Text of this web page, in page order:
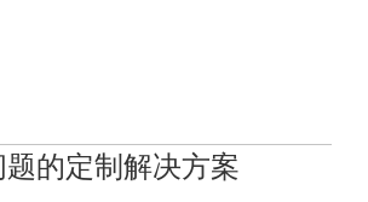
的定制解决方案